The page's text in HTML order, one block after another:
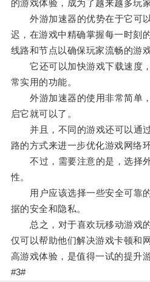
的游戏体验，成为了越来越多玩
外游加速器的优势在于它可以
迟，在游戏中精确掌握每一时刻
线路和节点以确保玩家流畅的游戏
它还可以加快游戏下载速度
常实用的功能。
外游加速器的使用非常简单
启它就可以了。
并且，不同的游戏还可以通
路的方式来进一步优化游戏网络环
不过，需要注意的是，选择外
性。
用户应该选择一些安全可靠的
据的安全和隐私。
总之，对于喜欢玩移动游戏的
仅可以帮助他们解决游戏卡顿和
高游戏体验，是值得一试的提升
#3#